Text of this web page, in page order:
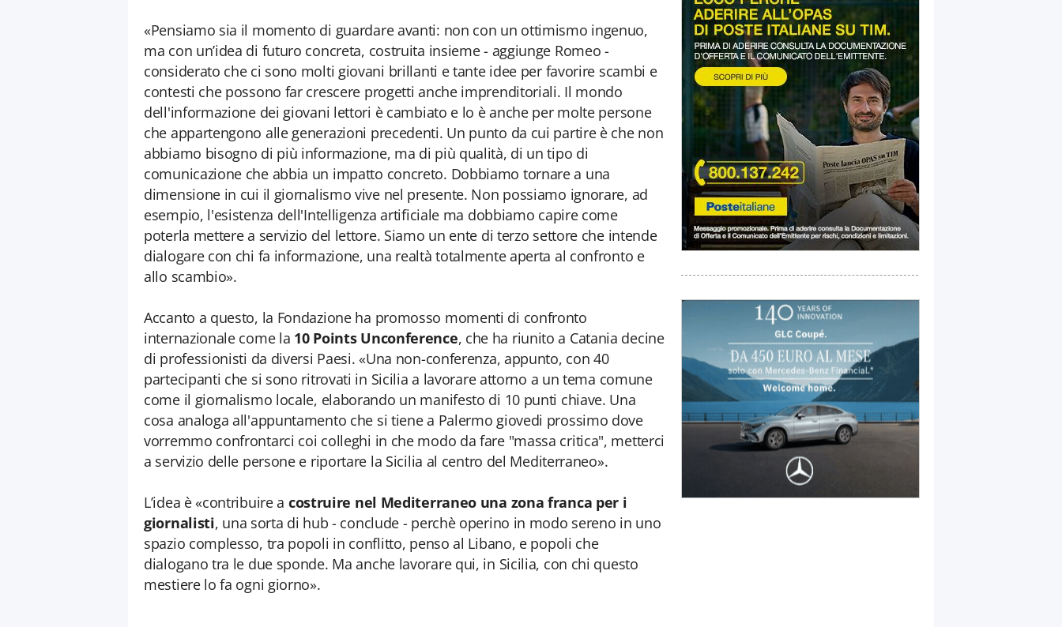
«Pensiamo sia il momento di guardare avanti: non con un ottimismo ingenuo,
ma con un’idea di futuro concreta, costruita insieme - aggiunge Romeo -
considerato che ci sono molti giovani brillanti e tante idee per favorire scambi e
contesti che possono far crescere progetti anche imprenditoriali. Il mondo
dell'informazione dei giovani lettori è cambiato e lo è anche per molte persone
che appartengono alle generazioni precedenti. Un punto da cui partire è che non
abbiamo bisogno di più informazione, ma di più qualità, di un tipo di
comunicazione che abbia un impatto concreto. Dobbiamo tornare a una
dimensione in cui il giornalismo vive nel presente. Non possiamo ignorare, ad
esempio, l'esistenza dell'Intelligenza artificiale ma dobbiamo capire come
poterla mettere a servizio del lettore. Siamo un ente di terzo settore che intende
dialogare con chi fa informazione, una realtà totalmente aperta al confronto e
allo scambio».
Accanto a questo, la Fondazione ha promosso momenti di confronto
internazionale come la 10 Points Unconference, che ha riunito a Catania decine
di professionisti da diversi Paesi. «Una non-conferenza, appunto, con 40
partecipanti che si sono ritrovati in Sicilia a lavorare attorno a un tema comune
come il giornalismo locale, elaborando un manifesto di 10 punti chiave. Una
cosa analoga all'appuntamento che si tiene a Palermo giovedi prossimo dove
vorremmo confrontarci coi colleghi in che modo da fare "massa critica", metterci
a servizio delle persone e riportare la Sicilia al centro del Mediterraneo».
L’idea è «contribuire a costruire nel Mediterraneo una zona franca per i
giornalisti, una sorta di hub - conclude - perchè operino in modo sereno in uno
spazio complesso, tra popoli in conflitto, penso al Libano, e popoli che
dialogano tra le due sponde. Ma anche lavorare qui, in Sicilia, con chi questo
mestiere lo fa ogni giorno».